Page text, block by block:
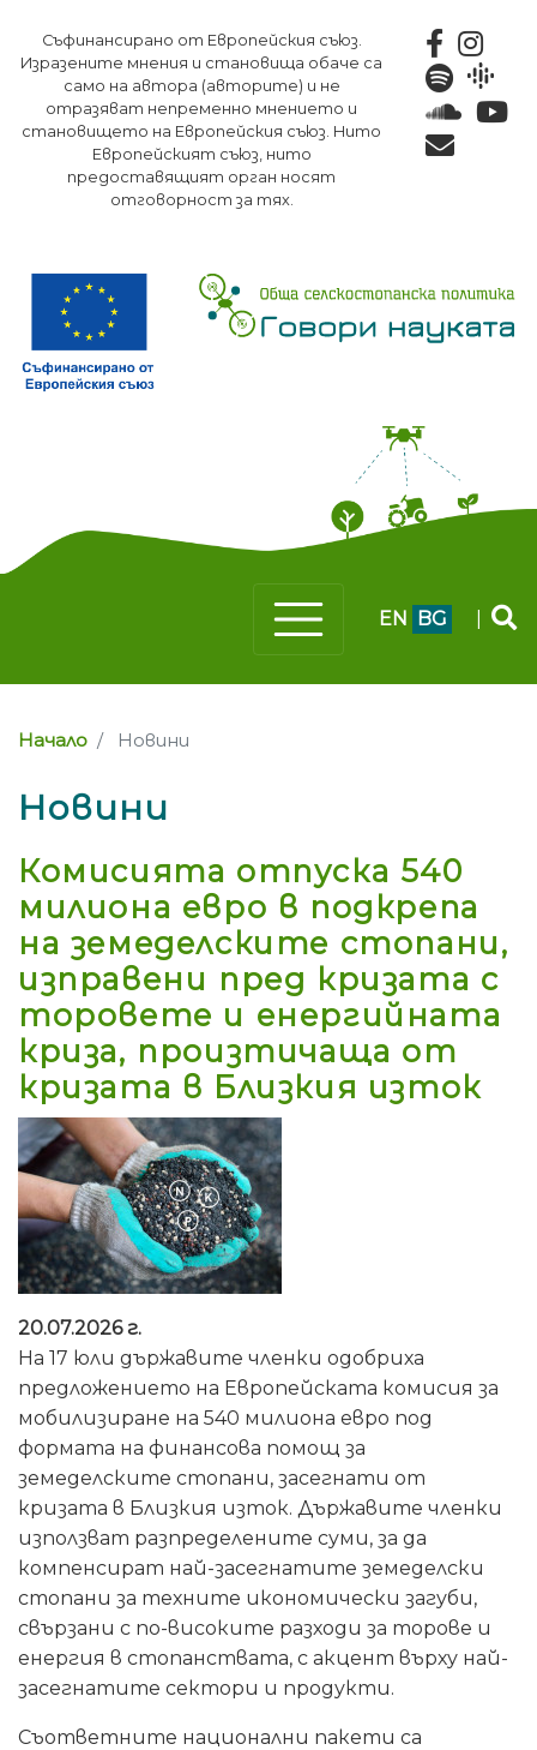
към
основното
съдържание
Съфинансирано от Европейския съюз.
Изразените мнения и становища обаче са
само на автора (авторите) и не
отразяват непременно мнението и
становището на Европейския съюз. Нито
Европейският съюз, нито
предоставящият орган носят
отговорност за тях.
EN BG
Начало Новини
Новини
Комисията отпуска 540
милиона евро в подкрепа
на земеделските стопани,
изправени пред кризата с
торовете и енергийната
криза, произтичаща от
кризата в Близкия изток
20.07.2026 г.
На 17 юли държавите членки одобриха
предложението на Европейската комисия за
мобилизиране на 540 милиона евро под
формата на финансова помощ за
земеделските стопани, засегнати от
кризата в Близкия изток. Държавите членки
използват разпределените суми, за да
компенсират най-засегнатите земеделски
стопани за техните икономически загуби,
свързани с по-високите разходи за торове и
енергия в стопанствата, с акцент върху най-
засегнатите сектори и продукти.
Съответните национални пакети са